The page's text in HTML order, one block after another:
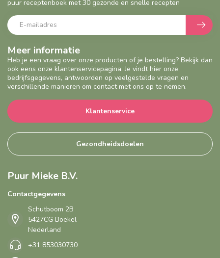
Meer informatie
Heb je een vraag over onze producten of je bestelling? Bekijk dan
ook eens onze klantenservicepagina. Je vindt hier onze
bedrijfsgegevens, antwoorden op veelgestelde vragen en
verschillende manieren om contact met ons op te nemen.
Klantenservice
Gezondheidsdoelen
puur receptenboek met 30 gezonde en snelle recepten
Puur Mieke B.V.
Contactgegevens
Schutboom 2B
5427CG Boekel
Nederland
+31 853030730